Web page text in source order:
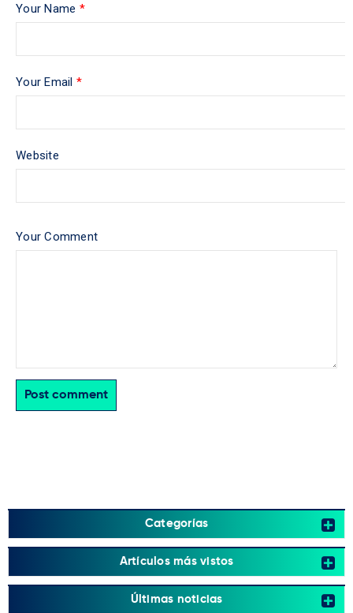
Your Name *
Your Email *
Website
Your Comment
Post comment
Categorías
Artículos más vistos
Últimas noticias